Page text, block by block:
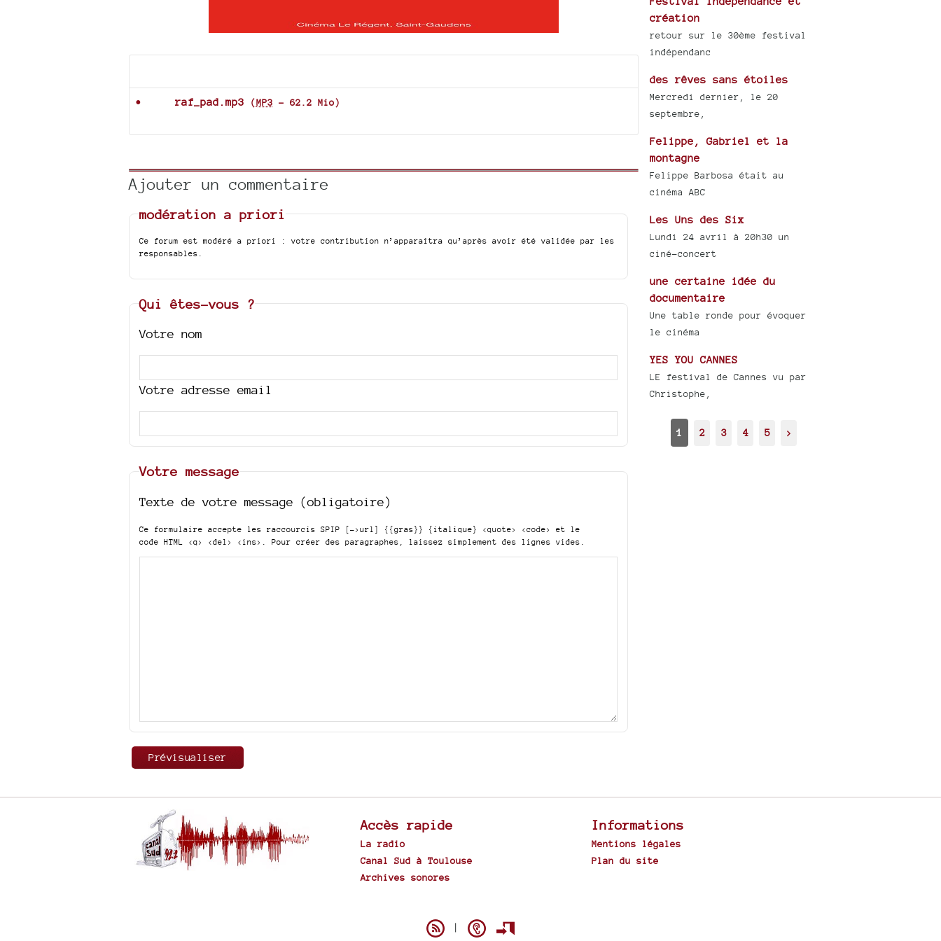
raf_pad.mp3 (MP3 - 62.2 Mio)
Ajouter un commentaire
modération a priori
Ce forum est modéré a priori : votre contribution n’apparaîtra qu’après avoir été validée par les
responsables.
Qui êtes-vous ?
Votre nom
Votre adresse email
Votre message
Texte de votre message (obligatoire)
Ce formulaire accepte les raccourcis SPIP [->url] {{gras}} {italique} <quote> <code>
et le
code HTML <q> <del> <ins> . Pour créer des paragraphes, laissez simplement des lignes vides.
création
retour sur le 30ème festival
indépendanc
des rêves sans étoiles
Mercredi dernier, le 20
septembre,
Felippe, Gabriel et la
montagne
Felippe Barbosa était au
cinéma ABC
Les Uns des Six
Lundi 24 avril à 20h30 un
ciné-concert
une certaine idée du
documentaire
Une table ronde pour évoquer
le cinéma
YES YOU CANNES
LE festival de Cannes vu par
Christophe,
1 2 3 4 5 >
Accès rapide
La radio
Canal Sud à Toulouse
Archives sonores
Informations
Mentions légales
Plan du site
|